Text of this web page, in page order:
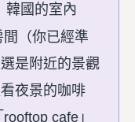
韓國的室內
（你已經準
是附近的景觀
夜景的咖啡
cafe」